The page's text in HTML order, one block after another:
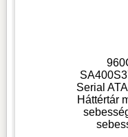
Serial
Háttértár